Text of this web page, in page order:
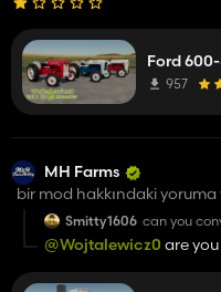
Ford
957
MH Farms
bir mod hakkındaki yoruma
Smitty1606 can you
chance
@Wojtalewicz0 are